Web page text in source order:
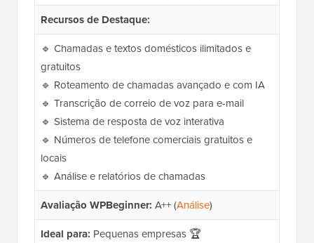
Recursos de Destaque:
🔹 Chamadas e textos domésticos ilimitados e
gratuitos
🔹 Roteamento de chamadas avançado e com IA
🔹 Transcrição de correio de voz para e-mail
🔹 Sistema de resposta de voz interativa
🔹 Números de telefone comerciais gratuitos e
locais
🔹 Análise e relatórios de chamadas
Avaliação WPBeginner: A++ (Análise)
Ideal para: Pequenas empresas 🏆